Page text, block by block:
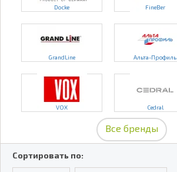
Docke FineBer
GrandLine Альта-Профиль
VOX Cedral
Все бренды
Сортировать по: